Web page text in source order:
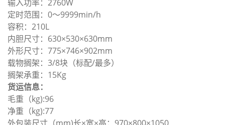
输入功率：2760W
定时范围：0～9999min/h
容积：210L
内胆尺寸：630×530×630mm
外形尺寸：775×746×902mm
载物搁架：3/8块（标配/最多）
搁架承重：15Kg
货运信息：
毛重（kg):96
净重（kg):77